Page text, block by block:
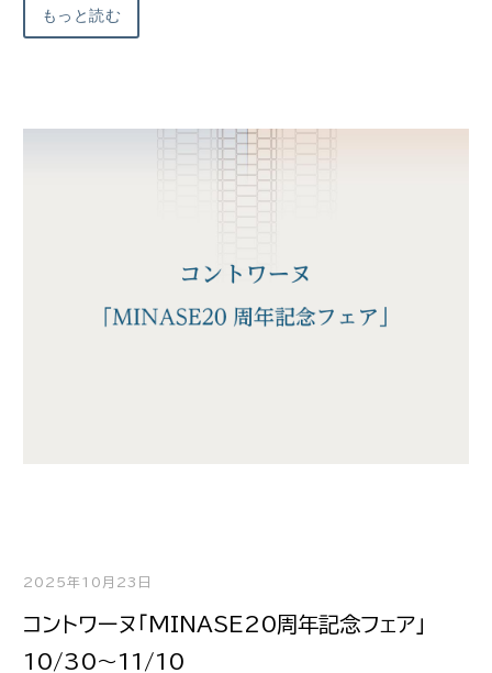
もっと読む
2025年10月23日
コントワーヌ「MINASE20周年記念フェア」
10/30～11/10